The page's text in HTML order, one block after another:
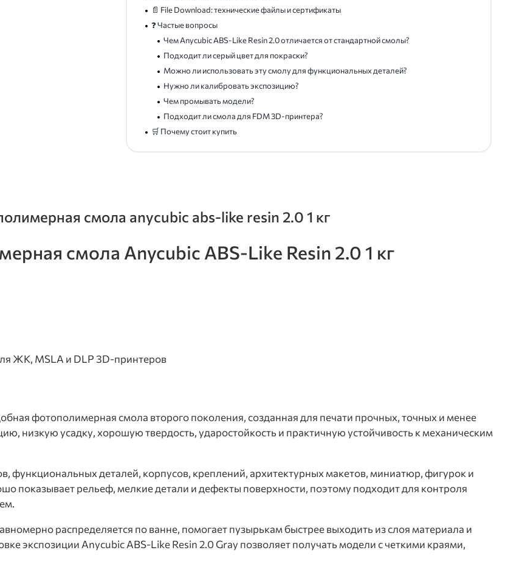
📄 File Download: технические файлы и сертификаты
❓ Частые вопросы
Чем Anycubic ABS-Like Resin 2.0 отличается от стандартной смолы?
Подходит ли серый цвет для покраски?
Можно ли использовать эту смолу для функциональных деталей?
Нужно ли калибровать экспозицию?
Чем промывать модели?
Подходит ли смола для FDM 3D-принтера?
🛒 Почему стоит купить
смола anycubic abs-like resin 2.0 1 кг
смола Anycubic ABS-Like Resin 2.0 1 кг
ЖК, MSLA и DLP 3D-принтеров
фотополимерная смола второго поколения, созданная для печати прочных, точных и менее
низкую усадку, хорошую твердость, ударостойкость и практичную устойчивость к механическим
функциональных деталей, корпусов, креплений, архитектурных макетов, миниатюр, фигурок и
показывает рельеф, мелкие детали и дефекты поверхности, поэтому подходит для контроля
распределяется по ванне, помогает пузырькам быстрее выходить из слоя материала и
экспозиции Anycubic ABS-Like Resin 2.0 Gray позволяет получать модели с четкими краями,